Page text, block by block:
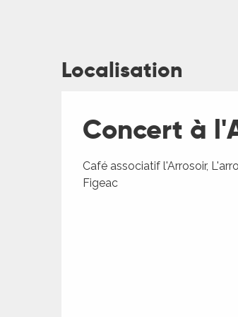
Localisation
Concert à
Café associatif l'Arrosoir,
Figeac